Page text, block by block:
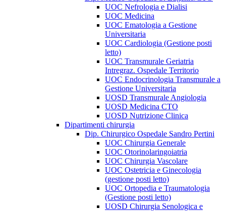
UOC Nefrologia e Dialisi
UOC Medicina
UOC Ematologia a Gestione
Universitaria
UOC Cardiologia (Gestione posti
letto)
UOC Transmurale Geriatria
Intregraz. Ospedale Territorio
UOC Endocrinologia Transmurale a
Gestione Universitaria
UOSD Transmurale Angiologia
UOSD Medicina CTO
UOSD Nutrizione Clinica
Dipartimenti chirurgia
Dip. Chirurgico Ospedale Sandro Pertini
UOC Chirurgia Generale
UOC Otorinolaringoiatria
UOC Chirurgia Vascolare
UOC Ostetricia e Ginecologia
(gestione posti letto)
UOC Ortopedia e Traumatologia
(Gestione posti letto)
UOSD Chirurgia Senologica e